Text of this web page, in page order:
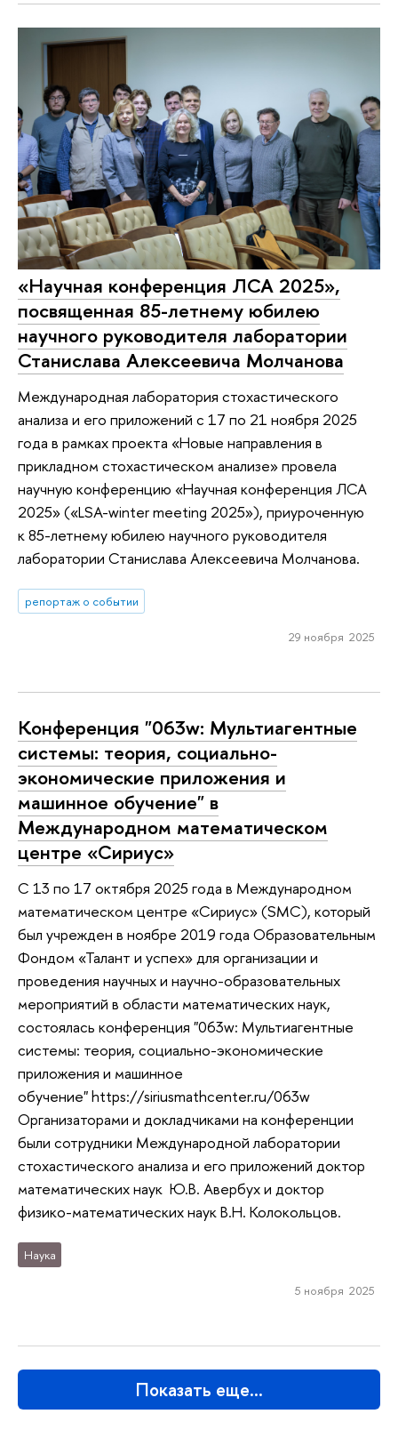
«Научная конференция ЛСА 2025»,
посвященная 85-летнему юбилею
научного руководителя лаборатории
Станислава Алексеевича Молчанова
Международная лаборатория стохастического
анализа и его приложений с 17 по 21 ноября 2025
года в рамках проекта «Новые направления в
прикладном стохастическом анализе» провела
научную конференцию «Научная конференция ЛСА
2025» («LSA-winter meeting 2025»), приуроченную
к 85-летнему юбилею научного руководителя
лаборатории Станислава Алексеевича Молчанова.
репортаж о событии
29 ноября 2025
Конференция "063w: Мультиагентные
системы: теория, социально-
экономические приложения и
машинное обучение" в
Международном математическом
центре «Сириус»
С 13 по 17 октября 2025 года в Международном
математическом центре «Сириус» (SMC), который
был учрежден в ноябре 2019 года Образовательным
Фондом «Талант и успех» для организации и
проведения научных и научно-образовательных
мероприятий в области математических наук,
состоялась конференция "063w: Мультиагентные
системы: теория, социально-экономические
приложения и машинное
обучение" https://siriusmathcenter.ru/063w
Организаторами и докладчиками на конференции
были сотрудники Международной лаборатории
стохастического анализа и его приложений доктор
математических наук Ю.В. Авербух и доктор
физико-математических наук В.Н. Колокольцов.
Наука
5 ноября 2025
Показать еще…